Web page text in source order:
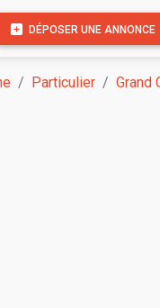
DÉPOSER UNE ANNONCE
Particulier Grand